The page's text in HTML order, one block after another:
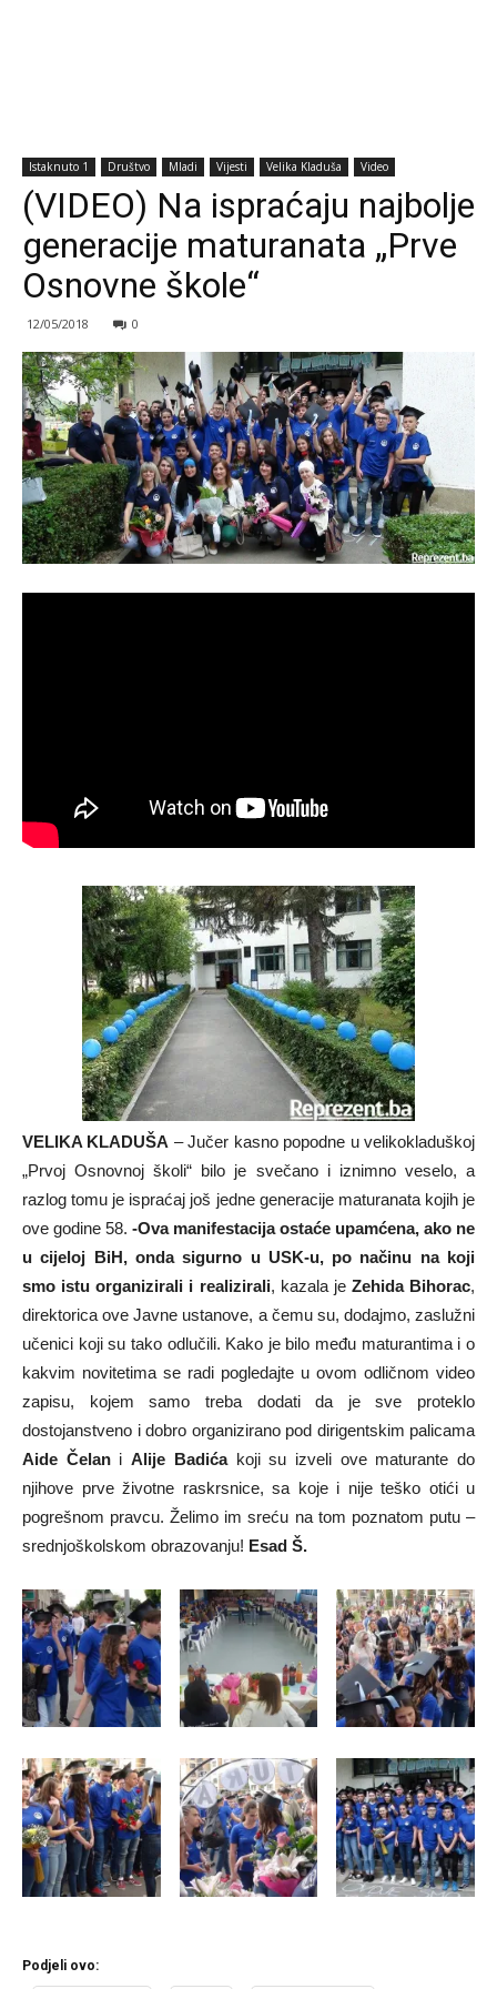
Istaknuto 1 Društvo Mladi Vijesti Velika Kladuša Video
(VIDEO) Na ispraćaju najbolje
generacije maturanata „Prve
Osnovne škole“
12/05/2018 0
VELIKA KLADUŠA – Jučer kasno popodne u velikokladuškoj
„Prvoj Osnovnoj školi“ bilo je svečano i iznimno veselo, a
razlog tomu je ispraćaj još jedne generacije maturanata kojih je
ove godine 58. -Ova manifestacija ostaće upamćena, ako ne
u cijeloj BiH, onda sigurno u USK-u, po načinu na koji
smo istu organizirali i realizirali, kazala je Zehida Bihorac,
direktorica ove Javne ustanove, a čemu su, dodajmo, zaslužni
učenici koji su tako odlučili. Kako je bilo među maturantima i o
kakvim novitetima se radi pogledajte u ovom odličnom video
zapisu, kojem samo treba dodati da je sve proteklo
dostojanstveno i dobro organizirano pod dirigentskim palicama
Aide ČelaniAlije Badićakoji su izveli ove maturante do
njihove prve životne raskrsnice, sa koje i nije teško otići u
pogrešnom pravcu. Želimo im sreću na tom poznatom putu –
srednjoškolskom obrazovanju! Esad Š.
Podjeli ovo: